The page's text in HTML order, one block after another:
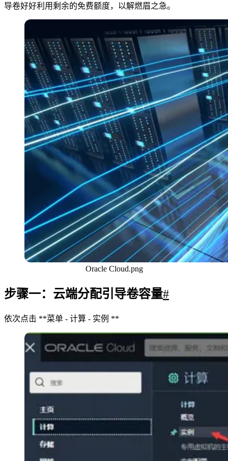
导卷好好利用剩余的免费额度，以解燃眉之急。
Oracle Cloud.png
步骤一：云端分配引导卷容量#
依次点击 **菜单 - 计算 - 实例 **